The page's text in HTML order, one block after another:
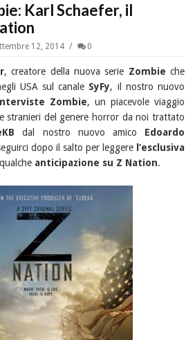
Karl Schaefer, il
12, 2014 0
, creatore della nuova serie Zombie che
USA sul canale SyFy, il nostro nuovo
Zombie, un piacevole viaggio
stranieri del genere horror da noi trattato
dal nostro nuovo amico Edoardo
dopo il salto per leggere l’esclusiva
anticipazione su Z Nation.